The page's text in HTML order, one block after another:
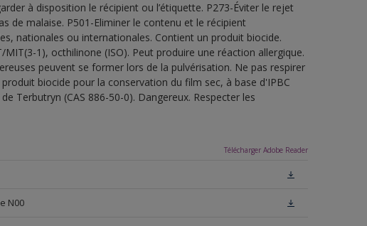
à disposition le récipient ou l’étiquette. P273-Éviter le rejet
de malaise. P501-Eliminer le contenu et le récipient
nationales ou internationales. Contient un produit biocide.
1), octhilinone (ISO). Peut produire une réaction allergique.
peuvent se former lors de la pulvérisation. Ne pas respirer
biocide pour la conservation du film sec, à base d'IPBC
Terbutryn (CAS 886-50-0). Dangereux. Respecter les
Télécharger Adobe Reader
N00